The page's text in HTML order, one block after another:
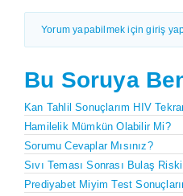
Yorum yapabilmek için giriş
Bu Soruya
Kan Tahlil Sonuçlarım HIV
Hamilelik Mümkün Olabilir Mi?
Sorumu Cevaplar Mısınız?
Sıvı Teması Sonrası Bulaş Riski
Prediyabet Miyim Test